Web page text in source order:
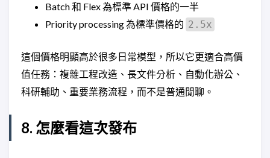
Batch 和 Flex 為標準 API 價格的一半
Priority processing 為標準價格的 2.5x
這個價格明顯高於很多日常模型，所以它更適合高價
值任務：複雜工程改造、長文件分析、自動化辦公、
科研輔助、重要業務流程，而不是普通閒聊。
8. 怎麼看這次發布